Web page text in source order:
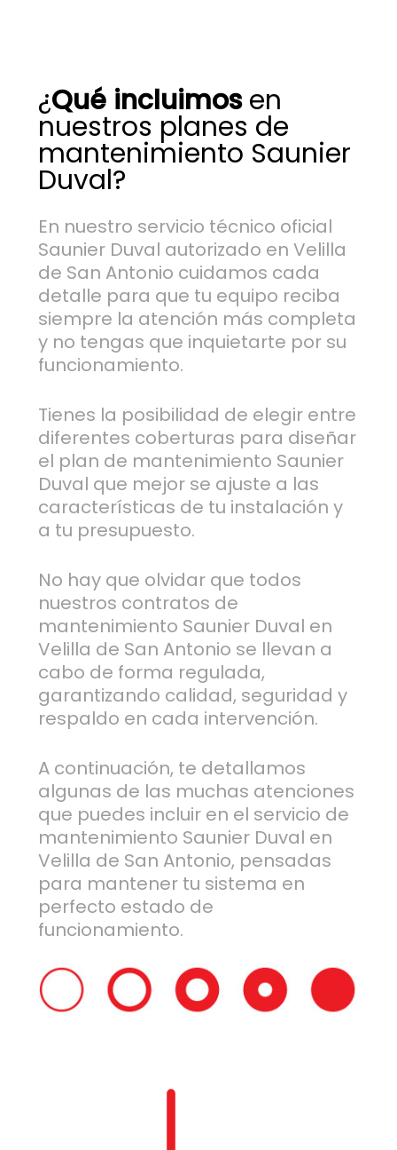
¿Qué incluimosen
nuestros planes de
mantenimiento Saunier
Duval?
En nuestro servicio técnico oficial
Saunier Duval autorizado en Velilla
de San Antonio cuidamos cada
detalle para que tu equipo reciba
siempre la atención más completa
y no tengas que inquietarte por su
funcionamiento.
Tienes la posibilidad de elegir entre
diferentes coberturas para diseñar
el plan de mantenimiento Saunier
Duval que mejor se ajuste a las
características de tu instalación y
a tu presupuesto.
No hay que olvidar que todos
nuestros contratos de
mantenimiento Saunier Duval en
Velilla de San Antonio se llevan a
cabo de forma regulada,
garantizando calidad, seguridad y
respaldo en cada intervención.
A continuación, te detallamos
algunas de las muchas atenciones
que puedes incluir en el servicio de
mantenimiento Saunier Duval en
Velilla de San Antonio, pensadas
para mantener tu sistema en
perfecto estado de
funcionamiento.